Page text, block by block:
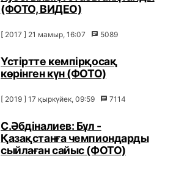
(ФОТО, ВИДЕО)
[ 2017 ] 21 мамыр, 16:07 5089
Үстіртте кемпірқосақ
көрінген күн (ФОТО)
[ 2019 ] 17 қыркүйек, 09:59 7114
С.Әбдіналиев: Бұл -
Қазақстанға чемпиондарды
сыйлаған сайыс (ФОТО)